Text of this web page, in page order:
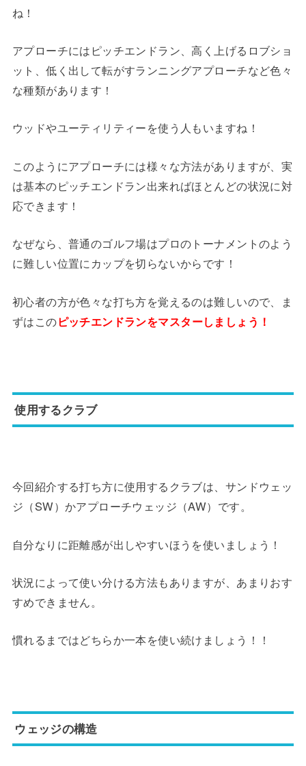
ね！
アプローチにはピッチエンドラン、高く上げるロブショ
ット、低く出して転がすランニングアプローチなど色々
な種類があります！
ウッドやユーティリティーを使う人もいますね！
このようにアプローチには様々な方法がありますが、実
は基本のピッチエンドラン出来ればほとんどの状況に対
応できます！
なぜなら、普通のゴルフ場はプロのトーナメントのよう
に難しい位置にカップを切らないからです！
初心者の方が色々な打ち方を覚えるのは難しいので、ま
ずはこのピッチエンドランをマスターしましょう！
使用するクラブ
今回紹介する打ち方に使用するクラブは、サンドウェッ
ジ（SW）かアプローチウェッジ（AW）です。
自分なりに距離感が出しやすいほうを使いましょう！
状況によって使い分ける方法もありますが、あまりおす
すめできません。
慣れるまではどちらか一本を使い続けましょう！！
ウェッジの構造